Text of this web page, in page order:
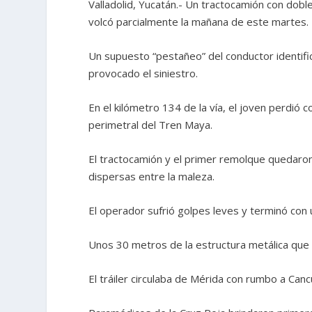
Valladolid, Yucatán.- Un tractocamión con
volcó parcialmente la mañana de este martes.
Un supuesto “pestañeo” del conductor
provocado el siniestro.
En el kilómetro 134 de la vía, el joven perdió
perimetral del Tren Maya.
El tractocamión y el primer remolque
dispersas entre la maleza.
El operador sufrió golpes leves y terminó
Unos 30 metros de la estructura metálica
El tráiler circulaba de Mérida con rumbo a